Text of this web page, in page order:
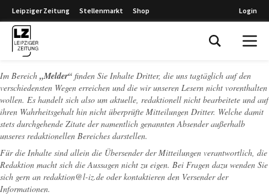
Leipziger Zeitung Stellenmarkt Shop Login
Im Bereich „Melder“ finden Sie Inhalte Dritter, die uns tagtäglich auf den
verschiedensten Wegen erreichen und die wir unseren Lesern nicht vorenthalten
wollen. Es handelt sich also um aktuelle, redaktionell nicht bearbeitete und auf
ihren Wahrheitsgehalt hin nicht überprüfte Mitteilungen Dritter. Welche damit
stets durchgehende Zitate der namentlich genannten Absender außerhalb
unseres redaktionellen Bereiches darstellen.
Für die Inhalte sind allein die Übersender der Mitteilungen verantwortlich, die
Redaktion macht sich die Aussagen nicht zu eigen. Bei Fragen dazu wenden Sie
sich gern an redaktion@l-iz.de oder kontaktieren den Versender der
Informationen.